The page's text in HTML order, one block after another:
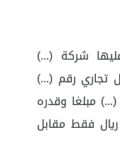
شركة (...)
تجاري رقم (...)
مبلغا وقدره
فقط مقابل